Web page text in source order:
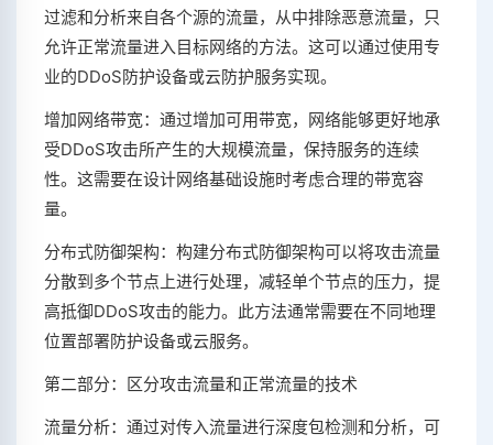
过滤和分析来自各个源的流量，从中排除恶意流量，只
允许正常流量进入目标网络的方法。这可以通过使用专
业的DDoS防护设备或云防护服务实现。
增加网络带宽：通过增加可用带宽，网络能够更好地承
受DDoS攻击所产生的大规模流量，保持服务的连续
性。这需要在设计网络基础设施时考虑合理的带宽容
量。
分布式防御架构：构建分布式防御架构可以将攻击流量
分散到多个节点上进行处理，减轻单个节点的压力，提
高抵御DDoS攻击的能力。此方法通常需要在不同地理
位置部署防护设备或云服务。
第二部分：区分攻击流量和正常流量的技术
流量分析：通过对传入流量进行深度包检测和分析，可